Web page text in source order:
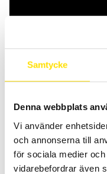
Samtycke
Denna webbplats
Vi använder
och annonserna till
för sociala medier
vidarebefordrar även
NCTE Serie
finns med flertal olika
17,5N.m,